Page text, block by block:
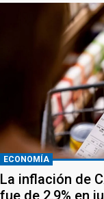
ECONOMÍA
La inflación de
fue de 2,9% en